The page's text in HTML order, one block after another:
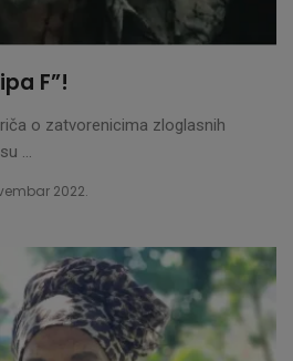
F”!
o zatvorenicima zloglasnih
...
2022.